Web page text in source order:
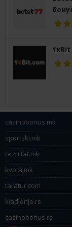
casinobonus.mk
sportski.mk
rezultat.mk
kvota.mk
taratur.com
kladjenje.rs
casinobonus.rs